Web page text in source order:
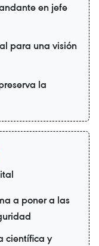
en jefe
para una visión
la
a poner a las
científica y